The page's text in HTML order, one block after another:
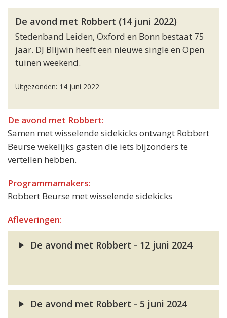
De avond met Robbert (14 juni 2022)
Stedenband Leiden, Oxford en Bonn bestaat 75
jaar. DJ Blijwin heeft een nieuwe single en Open
tuinen weekend.
Uitgezonden: 14 juni 2022
De avond met Robbert:
Samen met wisselende sidekicks ontvangt Robbert
Beurse wekelijks gasten die iets bijzonders te
vertellen hebben.
Programmamakers:
Robbert Beurse met wisselende sidekicks
Afleveringen:
De avond met Robbert - 12 juni 2024
De avond met Robbert - 5 juni 2024